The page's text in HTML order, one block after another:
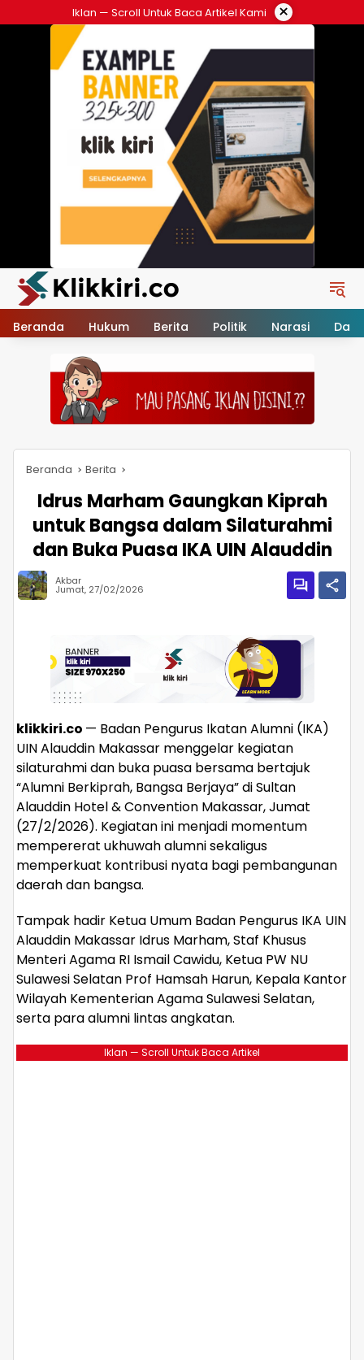
ke
Iklan — Scroll Untuk Baca Artikel Kami ×
Beranda Hukum Berita Politik Narasi
Beranda Berita
Idrus Marham Gaungkan Kiprah
untuk Bangsa dalam Silaturahmi
dan Buka Puasa IKA UIN Alauddin
Akbar
Jumat, 27/02/2026
klikkiri.co — Badan Pengurus Ikatan Alumni (IKA)
UIN Alauddin Makassar menggelar kegiatan
silaturahmi dan buka puasa bersama bertajuk
“Alumni Berkiprah, Bangsa Berjaya” di Sultan
Alauddin Hotel & Convention Makassar, Jumat
(27/2/2026). Kegiatan ini menjadi momentum
mempererat ukhuwah alumni sekaligus
memperkuat kontribusi nyata bagi pembangunan
daerah dan bangsa.
Tampak hadir Ketua Umum Badan Pengurus IKA UIN
Alauddin Makassar Idrus Marham, Staf Khusus
Menteri Agama RI Ismail Cawidu, Ketua PW NU
Sulawesi Selatan Prof Hamsah Harun, Kepala Kantor
Wilayah Kementerian Agama Sulawesi Selatan,
serta para alumni lintas angkatan.
Iklan — Scroll Untuk Baca Artikel